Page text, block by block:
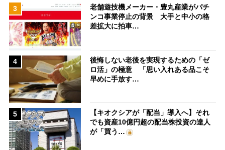
3
老舗遊技機メーカー・豊丸産業がパチ
ンコ事業停止の背景 大手と中小の格
差拡大に拍車…
4
後悔しない老後を実現するための「ゼ
ロ活」の極意 「思い入れある品こそ
早めに手放す…
5
【キオクシアが「配当」導入へ】それ
でも資産10億円超の配当株投資の達人
が「買う…